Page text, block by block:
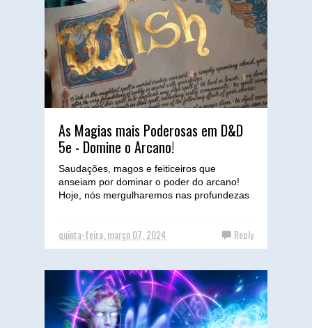
As Magias mais Poderosas em D&D
5e - Domine o Arcano!
Saudações, magos e feiticeiros que
anseiam por dominar o poder do arcano!
Hoje, nós mergulharemos nas profundezas
quinta-feira, março 07, 2024 Reply